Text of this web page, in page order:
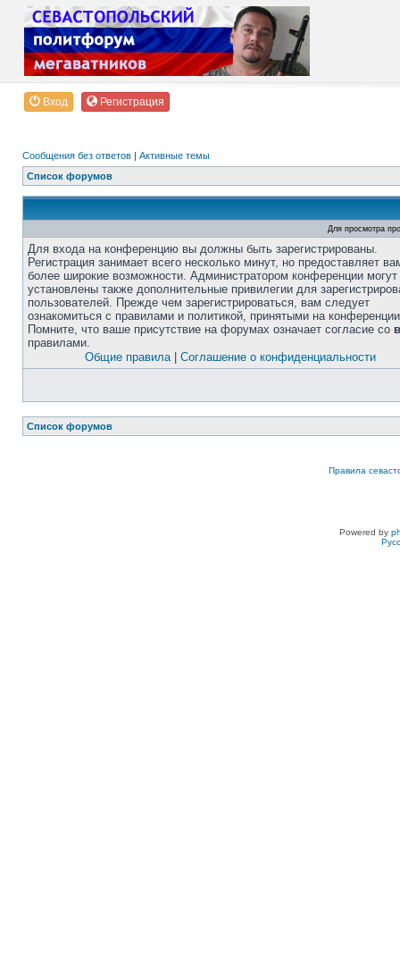
Вход Регистрация
Сообщения без ответов | Активные темы
Список форумов
Для просмотра
Для входа на конференцию вы должны быть зарегистрированы.
Регистрация занимает всего несколько минут, но предоставляет
более широкие возможности. Администратором конференции
установлены также дополнительные привилегии для
пользователей. Прежде чем зарегистрироваться, вам следует
ознакомиться с правилами и политикой, принятыми на
Помните, что ваше присутствие на форумах означает согласие со
правилами.
Общие правила| Соглашение о конфиденциальности
Список форумов
Правила
Powered by